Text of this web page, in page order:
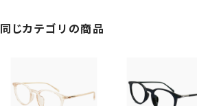
リントン 型 フレーム ス
ポーツメガネ スポーツ
同じカテゴリの商品